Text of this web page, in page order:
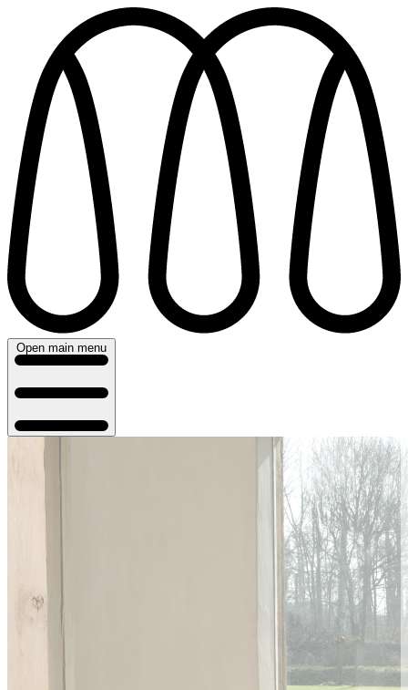
Open main menu